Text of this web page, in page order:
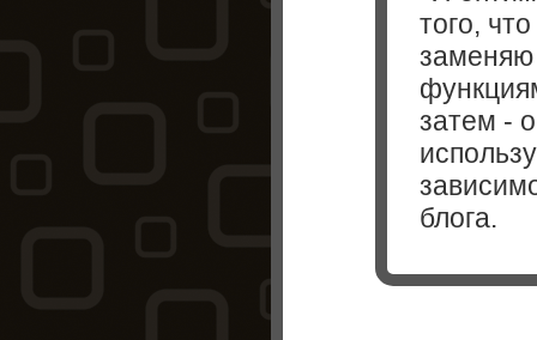
того,
заменяю
затем -
блога.